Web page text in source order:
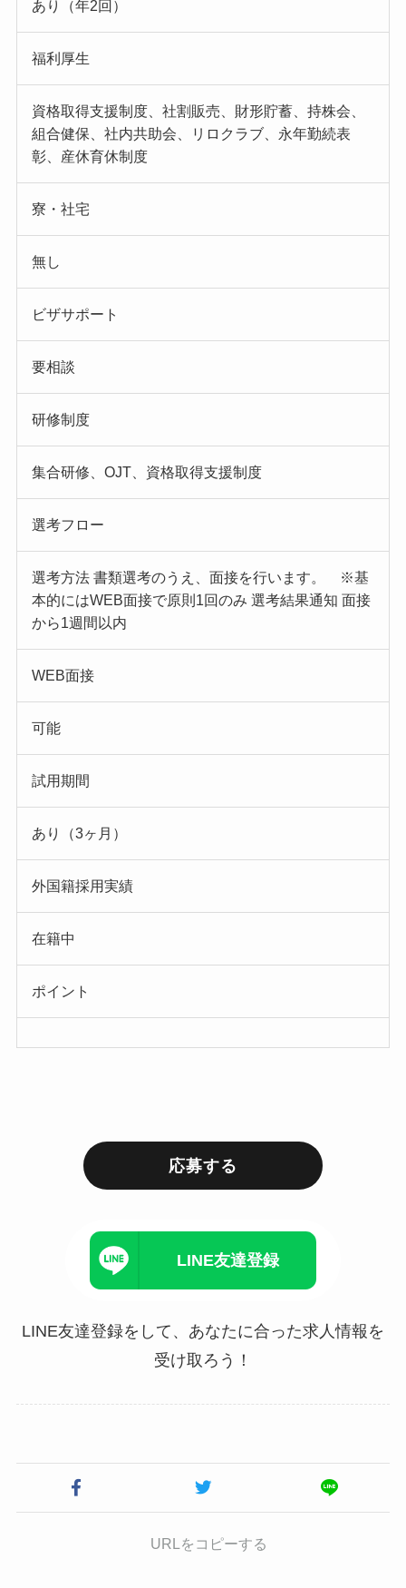
あり（年2回）
福利厚生
資格取得支援制度、社割販売、財形貯蓄、持株会、
組合健保、社内共助会、リロクラブ、永年勤続表
彰、産休育休制度
寮・社宅
無し
ビザサポート
要相談
研修制度
集合研修、OJT、資格取得支援制度
選考フロー
選考方法 書類選考のうえ、面接を行います。 ※基
本的にはWEB面接で原則1回のみ 選考結果通知 面接
から1週間以内
WEB面接
可能
試用期間
あり（3ヶ月）
外国籍採用実績
在籍中
ポイント
応募する
LINE友達登録
LINE友達登録をして、あなたに合った求人情報を
受け取ろう！
URLをコピーする